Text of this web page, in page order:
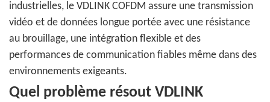
industrielles, le VDLINK COFDM assure une transmission
vidéo et de données longue portée avec une résistance
au brouillage, une intégration flexible et des
performances de communication fiables même dans des
environnements exigeants.
Quel problème résout VDLINK